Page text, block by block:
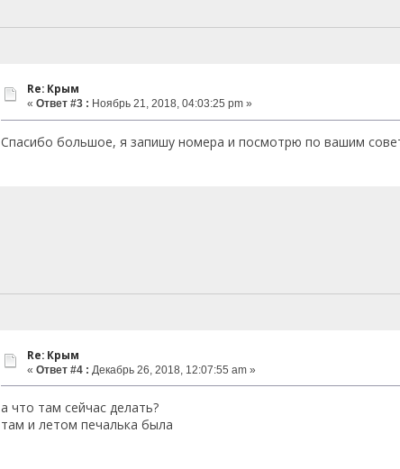
Re: Крым
« Ответ #3 : Ноябрь 21, 2018, 04:03:25 pm »
Спасибо большое, я запишу номера и посмотрю по вашим
Re: Крым
« Ответ #4 : Декабрь 26, 2018, 12:07:55 am »
а что там сейчас делать?
там и летом печалька была